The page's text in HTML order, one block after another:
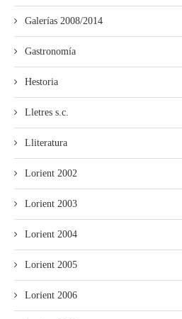
Galerías 2008/2014
Gastronomía
Hestoria
Lletres s.c.
Lliteratura
Lorient 2002
Lorient 2003
Lorient 2004
Lorient 2005
Lorient 2006